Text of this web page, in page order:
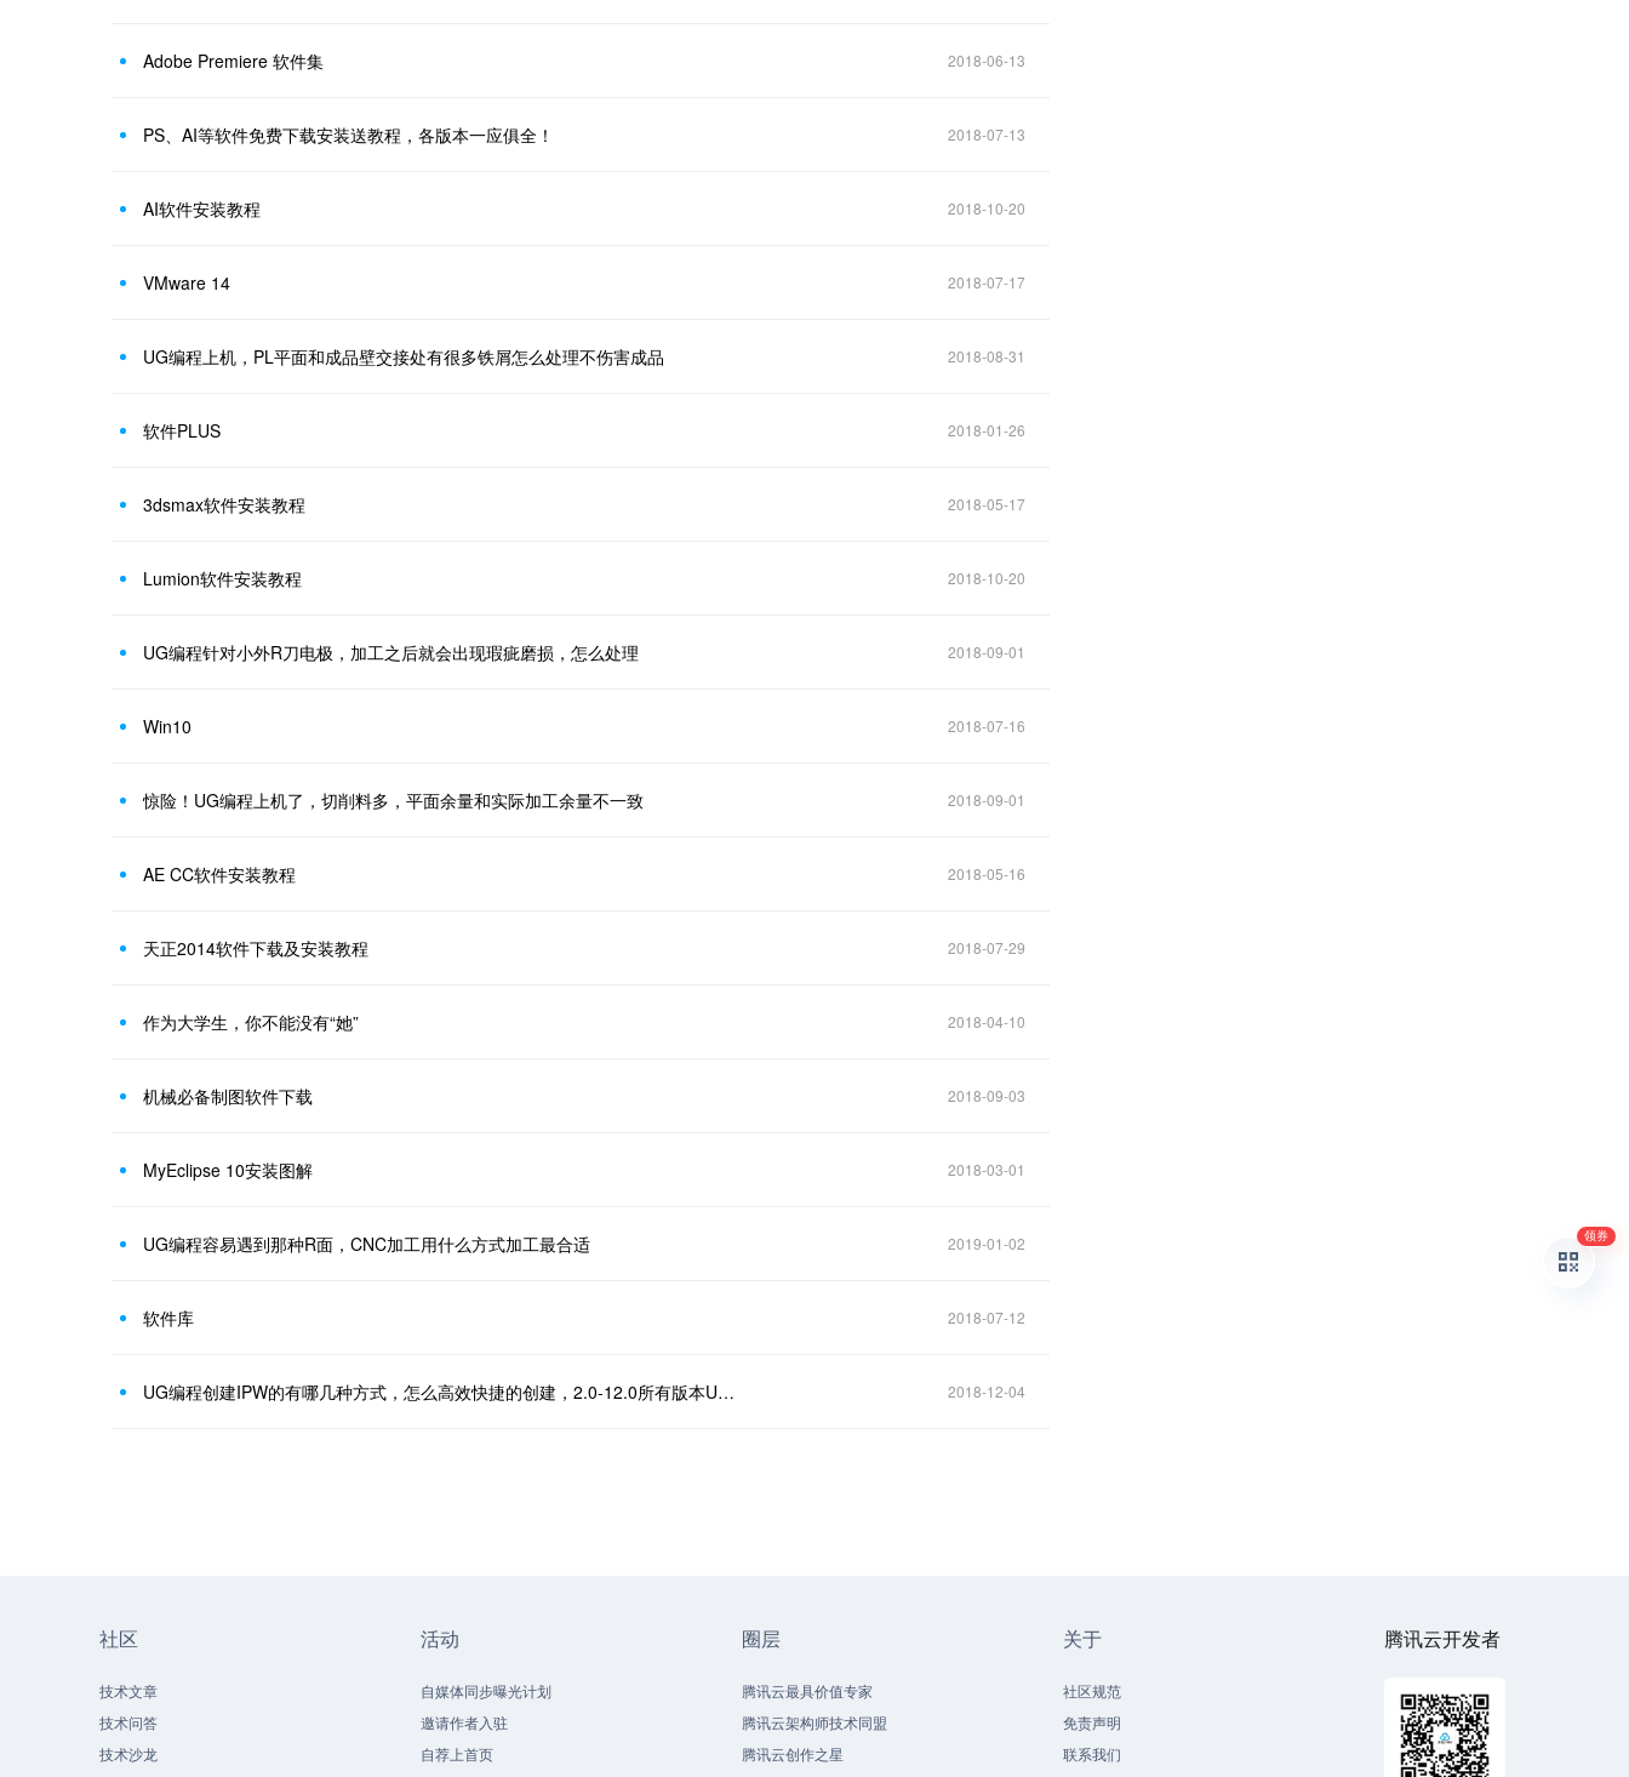
Adobe Premiere 软件集 2018-06-13
PS、AI等软件免费下载安装送教程，各版本一应俱全！ 2018-07-13
AI软件安装教程 2018-10-20
VMware 14 2018-07-17
UG编程上机，PL平面和成品壁交接处有很多铁屑怎么处理不伤害成品 2018-08-31
软件PLUS 2018-01-26
3dsmax软件安装教程 2018-05-17
Lumion软件安装教程 2018-10-20
UG编程针对小外R刀电极，加工之后就会出现瑕疵磨损，怎么处理 2018-09-01
Win10 2018-07-16
惊险！UG编程上机了，切削料多，平面余量和实际加工余量不一致 2018-09-01
AE CC软件安装教程 2018-05-16
天正2014软件下载及安装教程 2018-07-29
作为大学生，你不能没有“她” 2018-04-10
机械必备制图软件下载 2018-09-03
MyEclipse 10安装图解 2018-03-01
UG编程容易遇到那种R面，CNC加工用什么方式加工最合适 2019-01-02
软件库 2018-07-12
UG编程创建IPW的有哪几种方式，怎么高效快捷的创建，2.0-12.0所有版本UG软件下载 2018-12-04
社区
技术文章
技术问答
技术沙龙
活动
自媒体同步曝光计划
邀请作者入驻
自荐上首页
圈层
腾讯云最具价值专家
腾讯云架构师技术同盟
腾讯云创作之星
关于
社区规范
免责声明
联系我们
腾讯云开发者
领券